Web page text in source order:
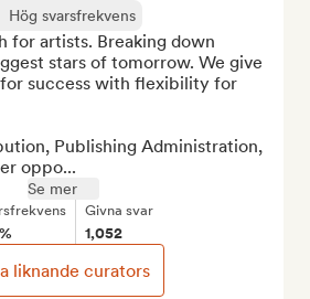
Hög svarsfrekvens
for artists. Breaking down
stars of tomorrow. We give
success with flexibility for
Publishing Administration,
oppo...
Se mer
Givna svar
1,052
liknande curators